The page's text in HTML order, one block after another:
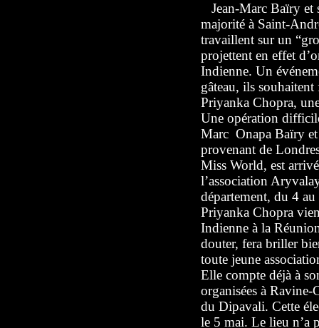
Jean-Marc Baïry et
majorité à Saint-
travaillent sur un
projettent en effet
Indienne. Un
gâteau, ils
Priyanka Chopra,
Une opération
Marc Onapa Baïry
provenant de
Miss World, est
l’association
département, du 4
Priyanka Chopra
Indienne à la
douter, fera briller
toute jeune
Elle compte déjà à
organisées à Ravine-
du Dipavali. Cette
le 5 mai. Le lieu n’a